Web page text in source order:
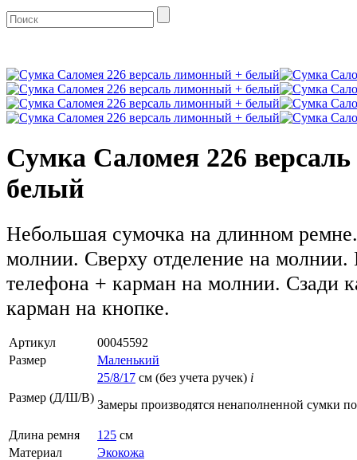
Сумка Саломея 226
белый
Небольшая сумочка на длинном
молнии. Сверху отделение на молнии.
телефона + карман на молнии. Сзади
карман на кнопке.
Артикул
00045592
Размер
Маленький
Размер (Д/Ш/В)
25/8/17 см (без учета ручек) i
Замеры производятся ненаполненной сумки
Длина ремня 125 см
Материал
Экокожа